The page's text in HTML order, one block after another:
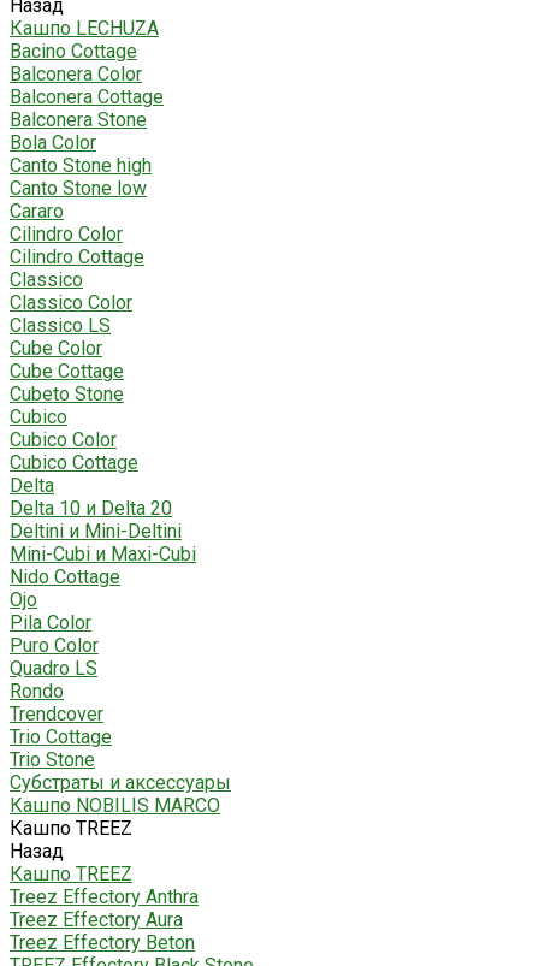
Назад
Кашпо LECHUZA
Bacino Cottage
Balconera Color
Balconera Cottage
Balconera Stone
Bola Color
Canto Stone high
Canto Stone low
Cararo
Cilindro Color
Cilindro Cottage
Classico
Classico Color
Classico LS
Cube Color
Cube Cottage
Cubeto Stone
Cubico
Cubico Color
Cubico Cottage
Delta
Delta 10 и Delta 20
Deltini и Mini-Deltini
Mini-Cubi и Maxi-Cubi
Nido Cottage
Ojo
Pila Color
Puro Color
Quadro LS
Rondo
Trendcover
Trio Cottage
Trio Stone
Субстраты и аксессуары
Кашпо NOBILIS MARCO
Кашпо TREEZ
Назад
Кашпо TREEZ
Treez Effectory Anthra
Treez Effectory Aura
Treez Effectory Beton